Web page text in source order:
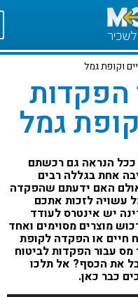
גמל
גמל
הנראה גם רכשתם
בגללה רבים
האם ידעתם שהפקדה
לזכות אתכם
אינטרס לעודד
מסוימים ואחד
או הפקדה לקופת
הפקדות לביטוח
הכסף? אל תלכו
כאן.